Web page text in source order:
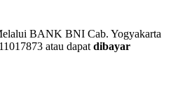
BANK BNI Cab. Yogyakarta
atau dapatdibayar